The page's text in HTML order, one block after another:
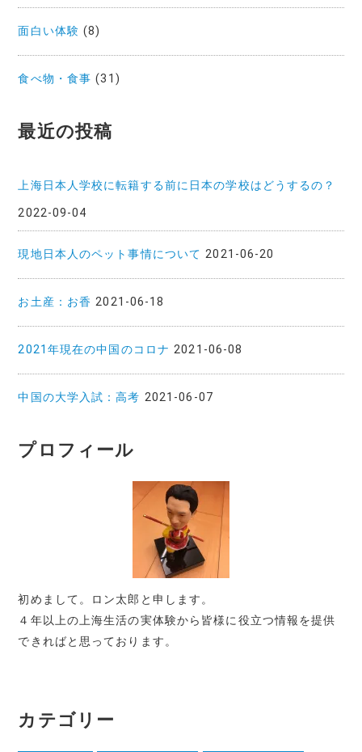
面白い体験 (8)
食べ物・食事 (31)
最近の投稿
上海日本人学校に転籍する前に日本の学校はどうするの？
2022-09-04
現地日本人のペット事情について 2021-06-20
お土産：お香 2021-06-18
2021年現在の中国のコロナ 2021-06-08
中国の大学入試：高考 2021-06-07
プロフィール
初めまして。ロン太郎と申します。
４年以上の上海生活の実体験から皆様に役立つ情報を提供
できればと思っております。
カテゴリー